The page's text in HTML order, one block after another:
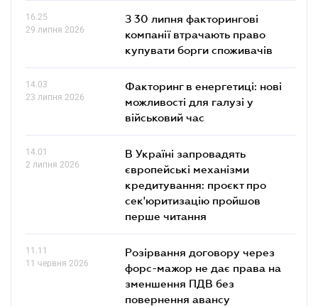
16.25
29 липня 2026
З 30 липня факторингові
компанії втрачають право
купувати борги споживачів
14.03
23 липня 2026
Факторинг в енергетиці: нові
можливості для галузі у
військовий час
14.01
2 липня 2026
В Україні запровадять
європейські механізми
кредитування: проєкт про
сек'юритизацію пройшов
перше читання
11.11
11 червня 2026
Розірвання договору через
форс-мажор не дає права на
зменшення ПДВ без
повернення авансу